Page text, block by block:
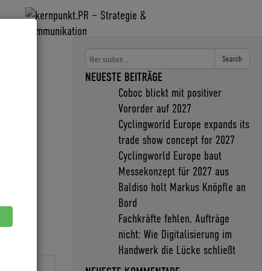
Search
NEUESTE BEITRÄGE
Coboc blickt mit positiver
Vororder auf 2027
Cyclingworld Europe expands its
trade show concept for 2027
Cyclingworld Europe baut
Messekonzept für 2027 aus
Baldiso holt Markus Knöpfle an
Bord
Fachkräfte fehlen, Aufträge
nicht: Wie Digitalisierung im
Handwerk die Lücke schließt